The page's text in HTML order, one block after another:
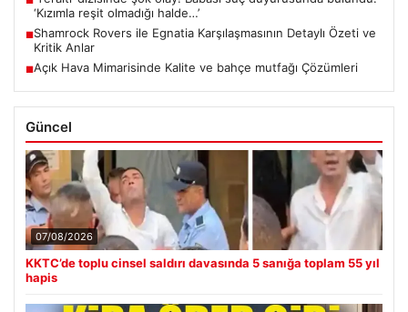
‘Kızımla reşit olmadığı halde…’
■Shamrock Rovers ile Egnatia Karşılaşmasının Detaylı Özeti ve
Kritik Anlar
■Açık Hava Mimarisinde Kalite ve bahçe mutfağı Çözümleri
Güncel
07/08/2026
KKTC’de toplu cinsel saldırı davasında 5 sanığa toplam 55 yıl
hapis